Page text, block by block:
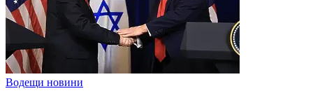
Водещи новини